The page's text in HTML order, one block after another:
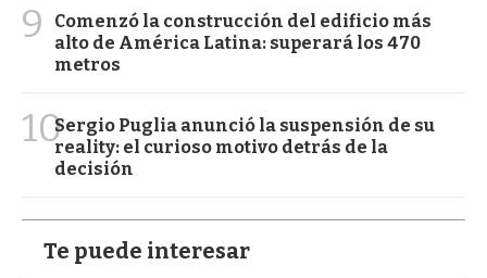
9
Comenzó la construcción del edificio más
alto de América Latina: superará los 470
metros
10Sergio Puglia anunció la suspensión de su
reality: el curioso motivo detrás de la
decisión
Te puede interesar